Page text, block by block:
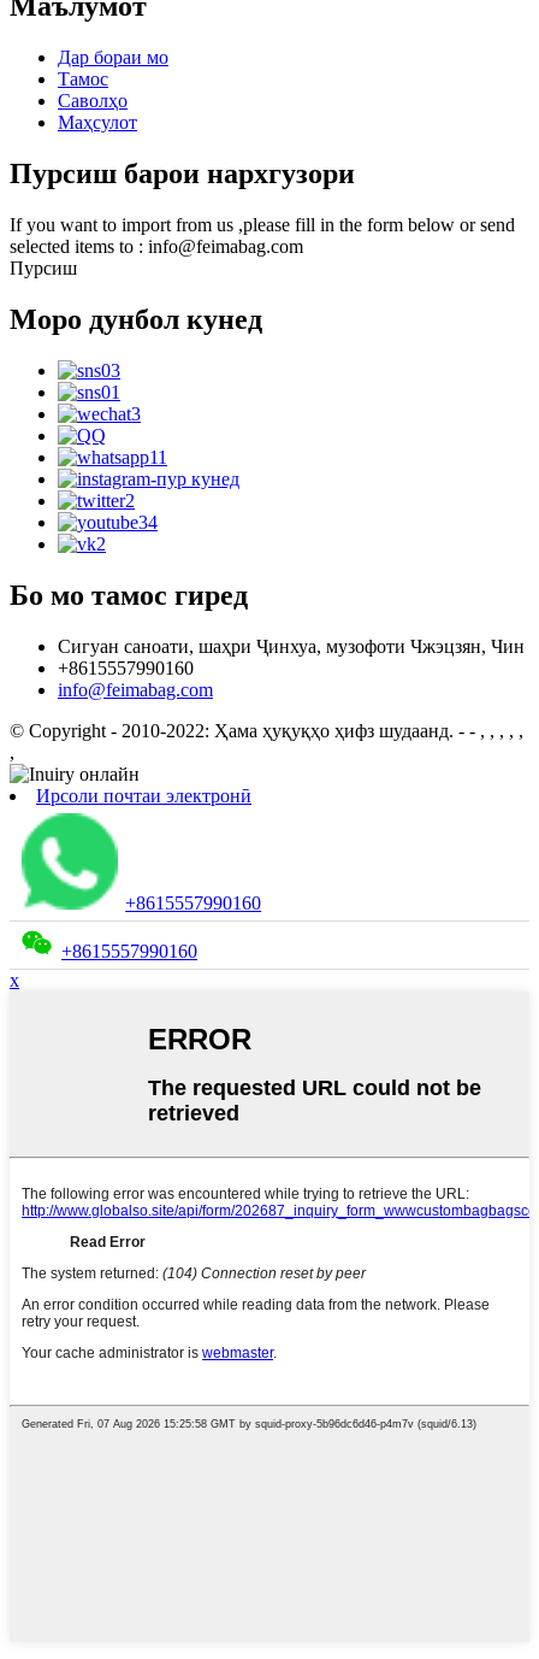
Маълумот
Дар бораи мо
Тамос
Саволҳо
Маҳсулот
Пурсиш барои нархгузори
If you want to import from us ,please fill in the form below or send
selected items to : info@feimabag.com
Пурсиш
Моро дунбол кунед
Бо мо тамос гиред
Сигуан саноати, шаҳри Ҷинхуа, музофоти Чжэцзян, Чин
+8615557990160
info@feimabag.com
© Copyright - 2010-2022: Ҳама ҳуқуқҳо ҳифз шудаанд. - - , , , , ,
,
Ирсоли почтаи электронӣ
+8615557990160
+8615557990160
x